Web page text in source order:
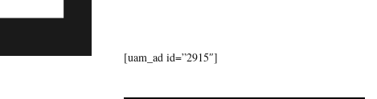
[uam_ad id=”2915″]